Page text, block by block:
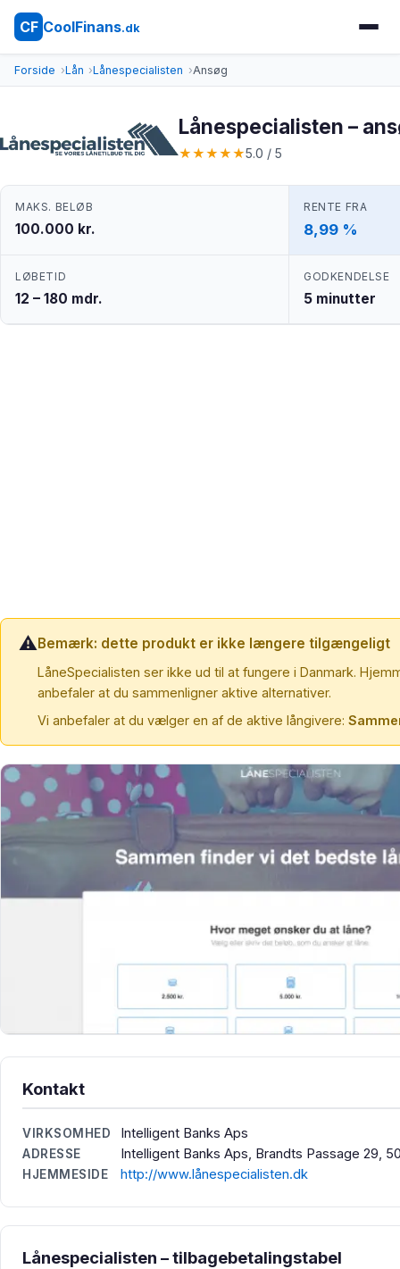
CF CoolFinans.dk
Forside Lån Lånespecialisten Ansøg
Lånespecialisten –
★★★★★5.0 / 5
MAKS. BELØB
100.000 kr.
RENTE FRA
8,99 %
LØBETID
12 – 180 mdr.
GODKENDELSE
5 minutter
⚠️Bemærk: dette produkt er ikke længere tilgængeligt
LåneSpecialisten ser ikke ud til at fungere i Danmark.
anbefaler at du sammenligner aktive alternativer.
Vi anbefaler at du vælger en af de aktive långivere:
Kontakt
VIRKSOMHED Intelligent Banks Aps
ADRESSE Intelligent Banks Aps, Brandts Passage 29,
HJEMMESIDE http://www.lånespecialisten.dk
Lånespecialisten – tilbagebetalingstabel